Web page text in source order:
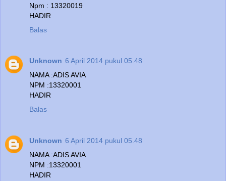
Npm : 13320019
HADIR
Balas
Unknown 6 April 2014 pukul 05.48
NAMA :ADIS AVIA
NPM :13320001
HADIR
Balas
Unknown 6 April 2014 pukul 05.48
NAMA :ADIS AVIA
NPM :13320001
HADIR